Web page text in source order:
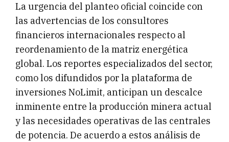
La urgencia del planteo oficial coincide con
las advertencias de los consultores
financieros internacionales respecto al
reordenamiento de la matriz energética
global. Los reportes especializados del sector,
como los difundidos por la plataforma de
inversiones NoLimit, anticipan un descalce
inminente entre la producción minera actual
y las necesidades operativas de las centrales
de potencia. De acuerdo a estos análisis de